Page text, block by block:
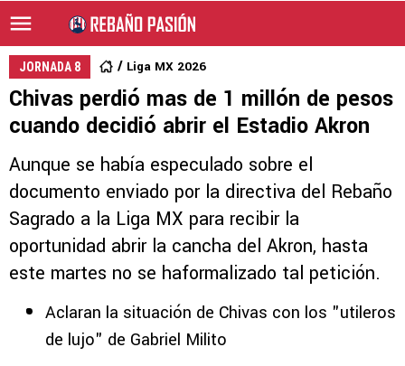
JORNADA 8 Liga MX 2026
Chivas perdió mas de 1 millón de pesos
cuando decidió abrir el Estadio Akron
Aunque se había especulado sobre el
documento enviado por la directiva del Rebaño
Sagrado a la Liga MX para recibir la
oportunidad abrir la cancha del Akron, hasta
este martes no se haformalizado tal petición.
Aclaran la situación de Chivas con los "utileros
de lujo" de Gabriel Milito